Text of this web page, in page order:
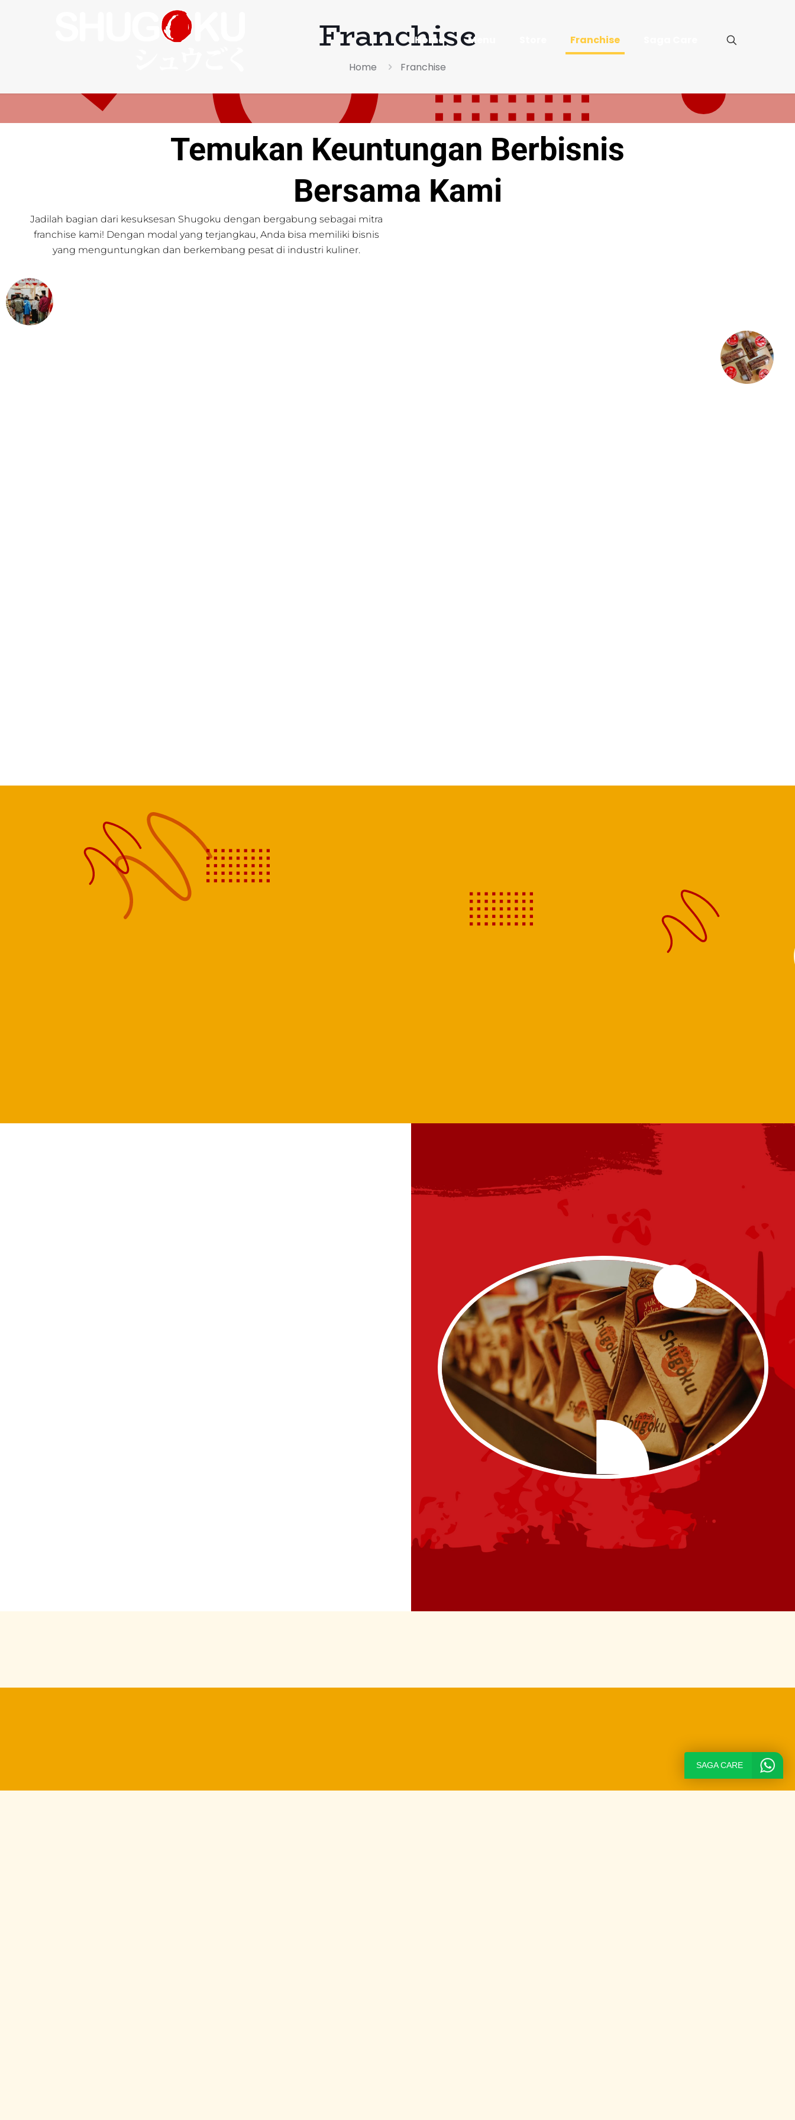
Home Menu Franchise
Franchise
Home Franchise
Temukan Keuntungan Berbisnis
Bersama Kami
Jadilah bagian dari kesuksesan Shugoku dengan bergabung sebagai mitra
franchise kami! Dengan modal yang terjangkau, Anda bisa memiliki bisnis
yang menguntungkan dan berkembang pesat di industri kuliner.
SAGA CARE